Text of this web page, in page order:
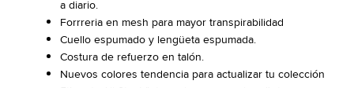
a diario.
Forrreria en mesh para mayor transpirabilidad
Cuello espumado y lengüeta espumada.
Costura de refuerzo en talón.
Nuevos colores tendencia para actualizar tu colección